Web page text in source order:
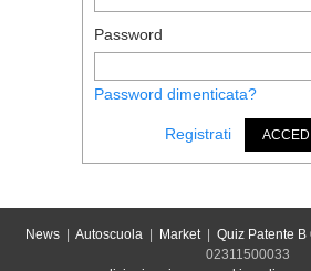
Password
Password dimenticata?
Registrati ACCEDI
News| Autoscuola| Market| Quiz Patente B
02311500033